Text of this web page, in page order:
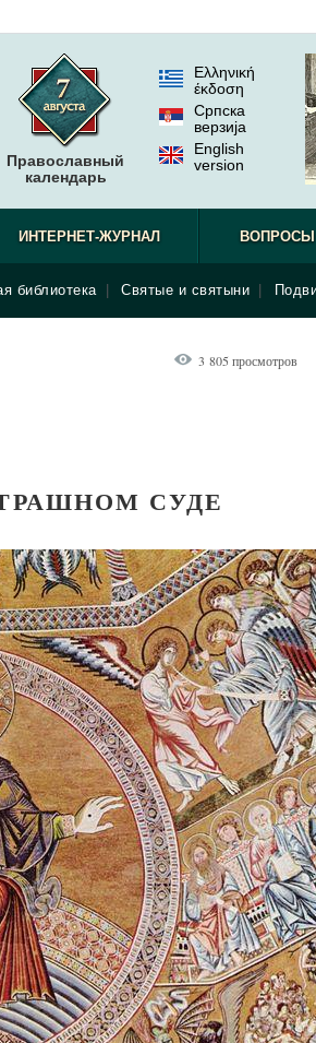
Православный
календарь
Ελληνική
έκδοση
Српска
верзиjа
English
version
библиотека Святые и святыни
ИНТЕРНЕТ-ЖУРНАЛ
3 805 просмотров
СУДЕ
Победоносец. Научись у
Котов Чего ждет от нас
Святитель